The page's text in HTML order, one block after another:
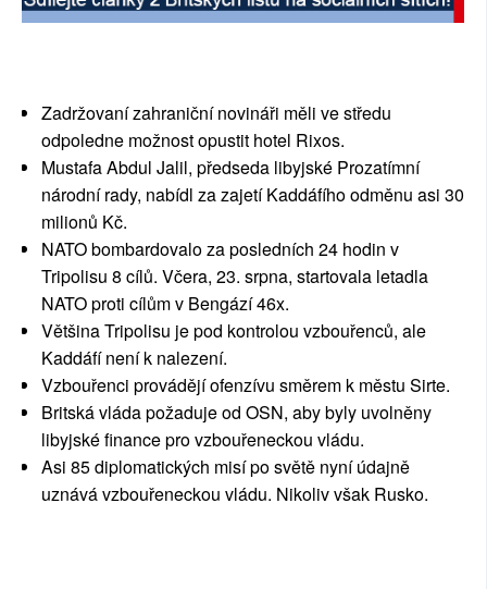
SOCIÁLNÍ SÍTĚ
Zadržovaní zahraniční novináři měli ve středu
odpoledne možnost opustit hotel Rixos.
Mustafa Abdul Jalil, předseda libyjské Prozatímní
národní rady, nabídl za zajetí Kaddáfího odměnu asi 30
milionů Kč.
NATO bombardovalo za posledních 24 hodin v
Tripolisu 8 cílů. Včera, 23. srpna, startovala letadla
NATO proti cílům v Bengází 46x.
Většina Tripolisu je pod kontrolou vzbouřenců, ale
Kaddáfí není k nalezení.
Vzbouřenci provádějí ofenzívu směrem k městu Sirte.
Britská vláda požaduje od OSN, aby byly uvolněny
libyjské finance pro vzbouřeneckou vládu.
Asi 85 diplomatických misí po světě nyní údajně
uznává vzbouřeneckou vládu. Nikoliv však Rusko.